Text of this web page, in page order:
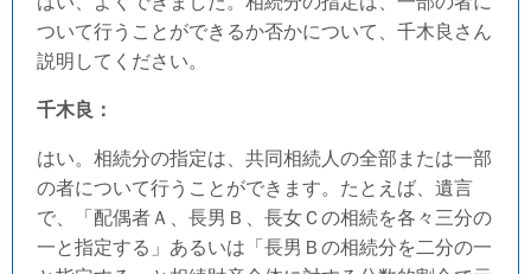
ついて行うことができるか否かについて、千木良さん
説明してください。
千木良：
はい。相続分の指定は、共同相続人の全部または一部
の者について行うことができます。たとえば、遺言
で、「配偶者Ａ、長男Ｂ、長女Ｃの相続を各々三分の
一と指定する」あるいは「長男Ｂの相続分を二分の一